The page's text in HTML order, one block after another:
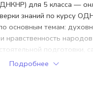
для 5 класса —
знаний по курсу
основным темам:
нравственность
подготовки,
и промежуточной
уровня освоения
Подробнее